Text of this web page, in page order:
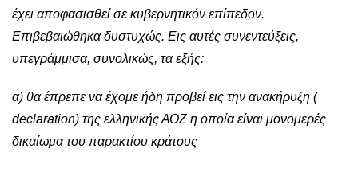
έχει αποφασισθεί σε κυβερνητικόν επίπεδον.
Επιβεβαιώθηκα δυστυχώς. Εις αυτές συνεντεύξεις,
υπεγράμμισα, συνολικώς, τα εξής:
α) θα έπρεπε να έχομε ήδη προβεί εις την ανακήρυξη (
declaration) της ελληνικής ΑΟΖ η οποία είναι μονομερές
δικαίωμα του παρακτίου κράτους